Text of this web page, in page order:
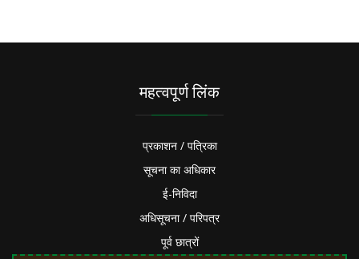
महत्वपूर्ण लिंक
प्रकाशन / पत्रिका
सूचना का अधिकार
ई-निविदा
अधिसूचना / परिपत्र
पूर्व छात्रों